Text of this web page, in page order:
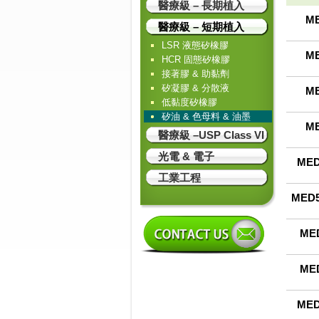
醫療級 – 長期植入
醫療級 – 短期植入
LSR 液態矽橡膠
HCR 固態矽橡膠
接著膠 & 助黏劑
矽凝膠 & 分散液
低黏度矽橡膠
矽油 & 色母料 & 油墨
醫療級 –USP Class VI
光電 & 電子
工業工程